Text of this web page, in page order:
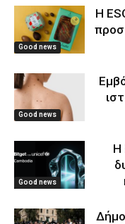
Good news
Η
Good news
Good news
Η